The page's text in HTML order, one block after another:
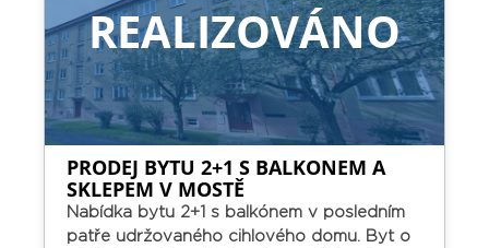
REALIZOVÁNO
PRODEJ BYTU 2+1 S BALKONEM A
SKLEPEM V MOSTĚ
Nabídka bytu 2+1 s balkónem v posledním
patře udržovaného cihlového domu. Byt o